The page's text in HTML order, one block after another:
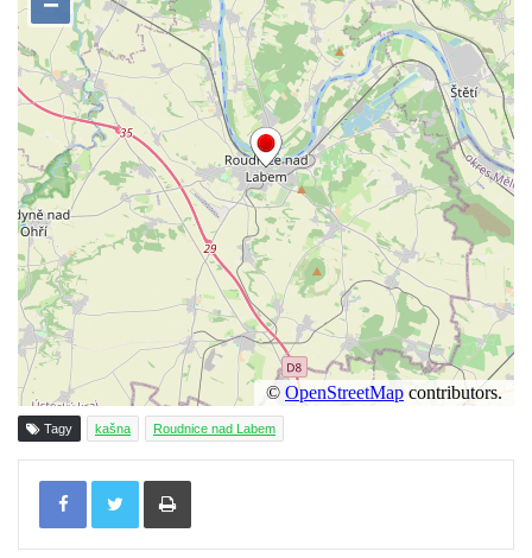
Kašna na náměstí Republiky v Duchcově
Kašna na náměstí T. G. Masaryka ve
Frýdlantu
Kašna u sochy svatého Jakuba della Marca
u kláštera v Hejnicích
Fontána na náměstí E. Beneše v Milevsku
Kašna na Masarykově náměstí v Polici nad
Metují
Kašna v Sadech Československé armády v
Teplicích před budovou Kamenných lázní
Pamětní kašna přírodních léčivých zdrojů v
parku u Hadích lázní v Teplicích
Fontána u Městského úřadu v Tanvaldu
Kašna na křižovatce v Cítolibech
Kašna na návsi ve Strupčicích
Tagy kašna Roudnice nad Labem
Tisknout